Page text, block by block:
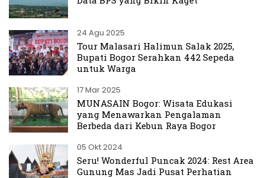
24 Agu 2025
Tour Malasari Halimun Salak 2025,
Bupati Bogor Serahkan 442 Sepeda
untuk Warga
17 Mar 2025
MUNASAIN Bogor: Wisata Edukasi
yang Menawarkan Pengalaman
Berbeda dari Kebun Raya Bogor
05 Okt 2024
Seru! Wonderful Puncak 2024: Rest Area
Gunung Mas Jadi Pusat Perhatian